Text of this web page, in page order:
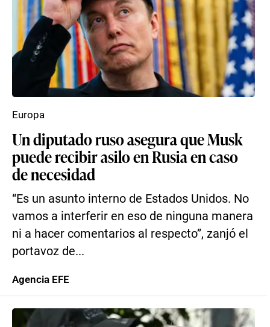
Un diputado ruso asegura que Musk
puede recibir asilo en Rusia en caso
de necesidad
“Es un asunto interno de Estados Unidos. No
vamos a interferir en eso de ninguna manera
ni a hacer comentarios al respecto”, zanjó el
portavoz de...
Europa
Agencia EFE